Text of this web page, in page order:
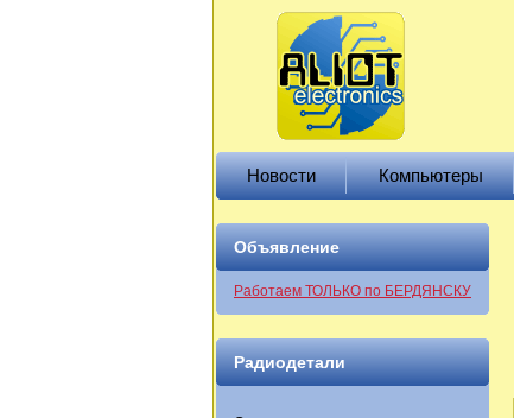
Новости Компьютеры
Объявление
Работаем ТОЛЬКО по БЕРДЯНСКУ
Радиодетали